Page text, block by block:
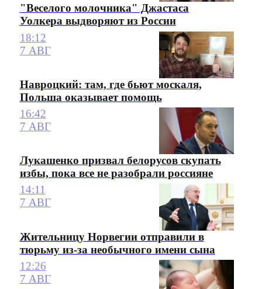
"Веселого молочника" Джастаса
Уолкера выдворяют из России
18:12
7 АВГ
Навроцкий: там, где бьют москаля,
Польша оказывает помощь
16:42
7 АВГ
Лукашенко призвал белорусов скупать
избы, пока все не разобрали россияне
14:11
7 АВГ
Жительницу Норвегии отправили в
тюрьму из-за необычного имени сына
12:26
7 АВГ